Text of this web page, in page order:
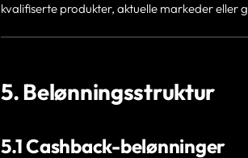
kvalifiserte produkter, aktuelle markeder eller
5. Belønningsstruktur
5.1 Cashback-belønninger